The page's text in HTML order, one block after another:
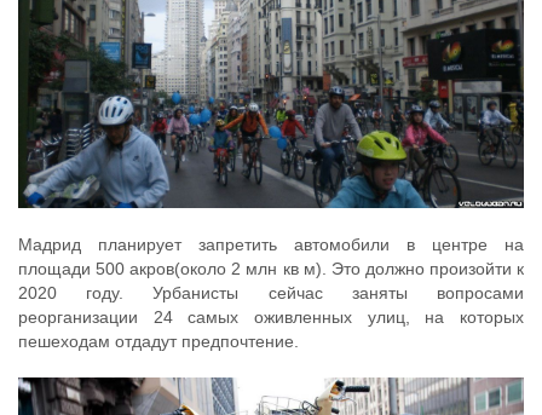
Мадрид планирует запретить автомобили в центре на
площади 500 акров(около 2 млн кв м). Это должно произойти к
2020 году. Урбанисты сейчас заняты вопросами
реорганизации 24 самых оживленных улиц, на которых
пешеходам отдадут предпочтение.